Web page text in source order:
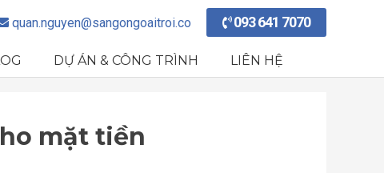
quan.nguyen@sangongoaitroi.co 093 641 7070
DỰ ÁN & CÔNG TRÌNH LIÊN HỆ
mặt tiền